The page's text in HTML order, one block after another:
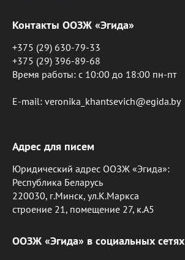
Контакты ООЗЖ «Эгида»
+375 (29) 630-79-33
+375 (29) 396-89-68
Время работы: c 10:00 до 18:00 пн-пт
E-mail: veronika_khantsevich@egida.by
Адрес для писем
Юридический адрес ООЗЖ «Эгида»:
Республика Беларусь
220030, г.Минск, ул.К.Маркса
строение 21, помещение 27, к.А5
ООЗЖ «Эгида» в социальных сетях